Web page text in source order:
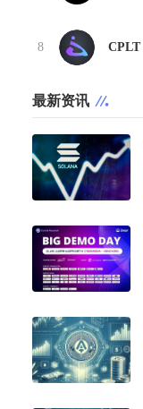
8 CPLT
最新资讯